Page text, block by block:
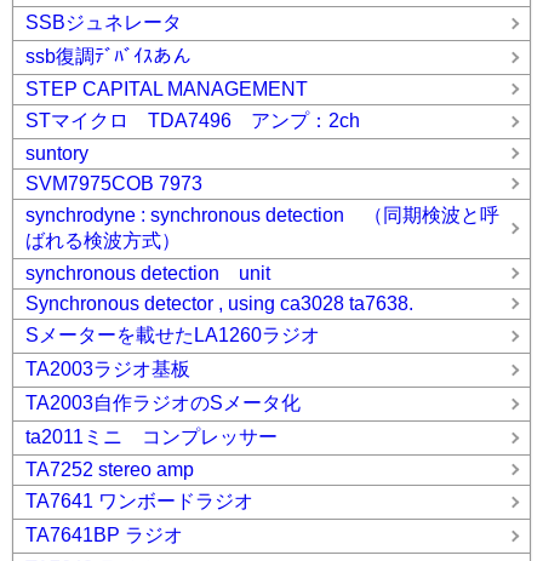
SSBジュネレータ
ssb復調ﾃﾞﾊﾞｲｽあん
STEP CAPITAL MANAGEMENT
STマイクロ TDA7496 アンプ：2ch
suntory
SVM7975COB 7973
synchrodyne : synchronous detection （同期検波と呼
ばれる検波方式）
synchronous detection unit
Synchronous detector , using ca3028 ta7638.
Sメーターを載せたLA1260ラジオ
TA2003ラジオ基板
TA2003自作ラジオのSメータ化
ta2011ミニ コンプレッサー
TA7252 stereo amp
TA7641 ワンボードラジオ
TA7641BP ラジオ